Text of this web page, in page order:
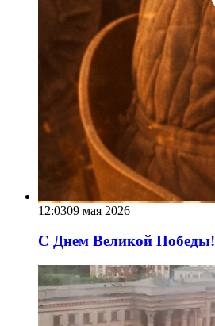
12:0309 мая 2026
С Днем Великой Победы!